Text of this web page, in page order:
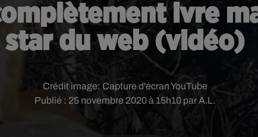
ivre
star du web (vidéo)
Publié : 25 novembre 2020 à 15h10 par A.L.
Crédit image: Capture d'écran YouTube